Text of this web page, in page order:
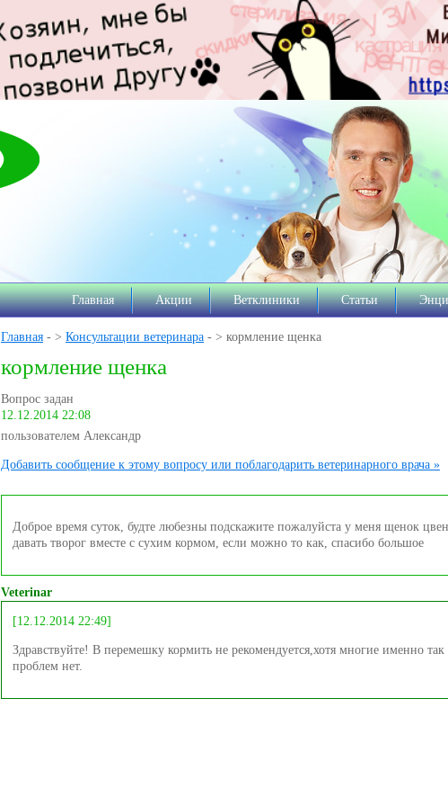
Главная Акции Ветклиники Статьи
Главная - > Консультации ветеринара - > кормление щенка
кормление щенка
Вопрос задан
12.12.2014 22:08
пользователем Александр
Добавить сообщение к этому вопросу или поблагодарить ветеринарного врача »
Доброе время суток, будте любезны подскажите пожалуйста у меня щенок
давать творог вместе с сухим кормом, если можно то как, спасибо большое
Veterinar
[12.12.2014 22:49]
Здравствуйте! В перемешку кормить не рекомендуется,хотя многие именно
проблем нет.